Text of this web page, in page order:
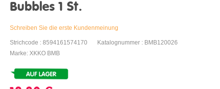
Bubbles 1 St.
Schreiben Sie die erste Kundenmeinung
Strichcode : 8594161574170
Katalognummer : BMB120026
Marke: XKKO BMB